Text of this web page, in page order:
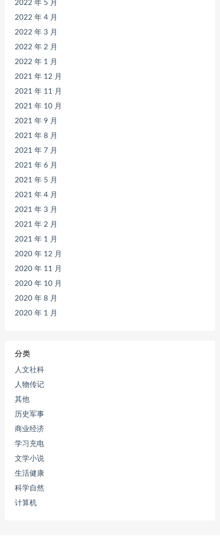
2022 年 5 月
2022 年 4 月
2022 年 3 月
2022 年 2 月
2022 年 1 月
2021 年 12 月
2021 年 11 月
2021 年 10 月
2021 年 9 月
2021 年 8 月
2021 年 7 月
2021 年 6 月
2021 年 5 月
2021 年 4 月
2021 年 3 月
2021 年 2 月
2021 年 1 月
2020 年 12 月
2020 年 11 月
2020 年 10 月
2020 年 8 月
2020 年 1 月
分类
人文社科
人物传记
其他
历史军事
商业经济
学习充电
文学小说
生活健康
科学自然
计算机